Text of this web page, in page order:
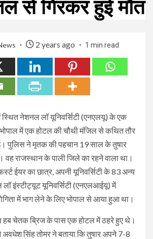
से गिरकर हुई मौत
2 years ago 1 min read
स्थित नेशनल लॉ यूनिवर्सिटी (एनएलयू) के एक
में एक होटल की चौथी मंजिल से कथित तौर
पुलिस ने मृतक की पहचान 19 साल के तुषार
वह राजस्थान के पाली जिले का रहने वाला था।
ईयर का छात्र, अपनी यूनिवर्सिटी के 83 अन्य
इंस्टीट्यूट यूनिवर्सिटी (एनएलआईयू) में
में भाग लेने के लिए भोपाल से आया हुआ था।
चेतक ब्रिज के पास एक होटल में ठहरे हुए थे।
सिंह तोमर ने बताया कि तुषार अपने 7-8